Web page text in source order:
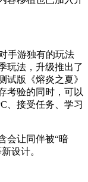
手游独有的玩法
玩法，升级推出了
版《熔炎之夏》
考验的同时，可以
、接受任务、学习
会让同伴被“暗
设计。